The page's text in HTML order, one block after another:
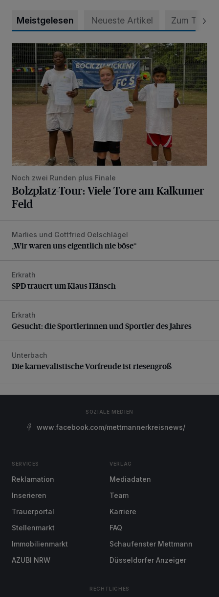
Meistgelesen Neueste Artikel Zum Thema
Bolzplatz-Tour: Viele Tore am Kalkumer Feld
Noch zwei Runden plus Finale
Bolzplatz-Tour: Viele Tore am Kalkumer
Feld
„Wir waren uns eigentlich nie böse“
Marlies und Gottfried Oelschlägel
„Wir waren uns eigentlich nie böse“
SPD trauert um Klaus Hänsch
Erkrath
SPD trauert um Klaus Hänsch
Gesucht: die Sportlerinnen und Sportler des Jahres
Erkrath
Gesucht: die Sportlerinnen und Sportler des Jahres
Die karnevalistische Vorfreude ist riesengroß
Unterbach
Die karnevalistische Vorfreude ist riesengroß
SOZIALE MEDIEN
www.facebook.com/mettmannerkreisnews/
SERVICES
Reklamation
Inserieren
Trauerportal
Stellenmarkt
Immobilienmarkt
AZUBI NRW
VERLAG
Mediadaten
Team
Karriere
FAQ
Schaufenster Mettmann
Düsseldorfer Anzeiger
RECHTLICHES